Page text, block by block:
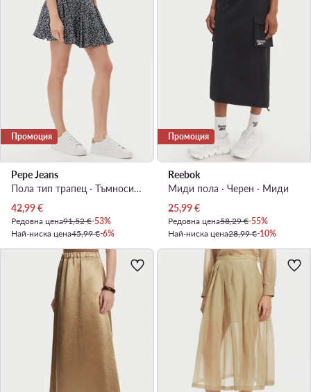
Промоция
Pepe Jeans
Пола тип трапец · Тъмносин · Мини
Актуална цена
42,99€
Редовна цена91,52 €-53%
Най-ниска цена45,99 €-6%
Промоция
Reebok
Миди пола · Черен · Миди
Актуална цена
25,99€
Редовна цена58,29 €-55%
Най-ниска цена28,99 €-10%